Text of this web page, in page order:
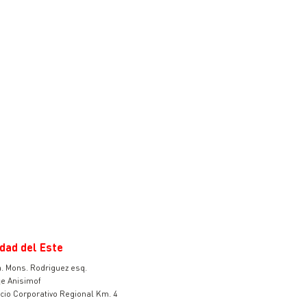
del Este
Mons. Rodriguez esq.
Anisimof
Corporativo Regional Km. 4